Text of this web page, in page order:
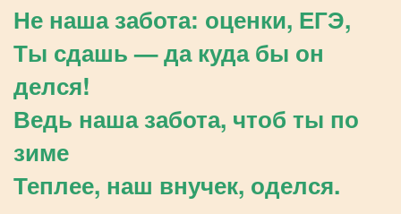
Не наша забота: оценки, ЕГЭ,
Ты сдашь — да куда бы он
делся!
Ведь наша забота, чтоб ты по
зиме
Теплее, наш внучек, оделся.